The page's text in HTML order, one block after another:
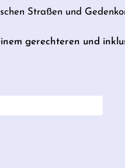
Straßen und
gerechteren und